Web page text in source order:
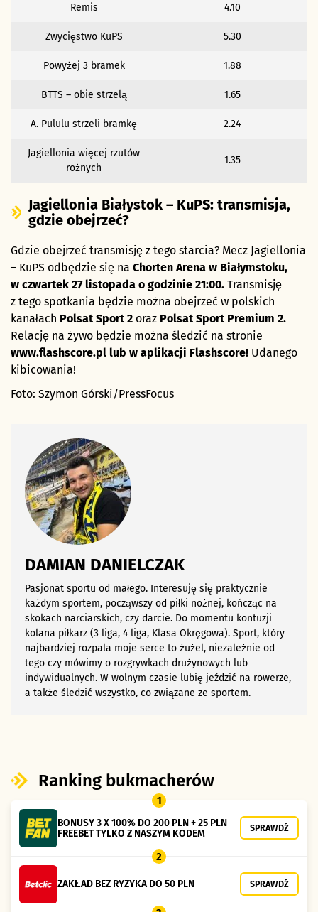
Remis 4.10
Zwycięstwo KuPS 5.30
Powyżej 3 bramek 1.88
BTTS – obie strzelą 1.65
A. Pululu strzeli bramkę 2.24
Jagiellonia więcej rzutów
rożnych
1.35
Jagiellonia Białystok – KuPS: transmisja,
gdzie obejrzeć?
Gdzie obejrzeć transmisję z tego starcia? Mecz Jagiellonia
– KuPS odbędzie się na Chorten Arena w Białymstoku,
w czwartek 27 listopada o godzinie 21:00. Transmisję
z tego spotkania będzie można obejrzeć w polskich
kanałach Polsat Sport 2 oraz Polsat Sport Premium 2.
Relację na żywo będzie można śledzić na stronie
www.flashscore.pl lub w aplikacji Flashscore! Udanego
kibicowania!
Foto: Szymon Górski/PressFocus
DAMIAN DANIELCZAK
Pasjonat sportu od małego. Interesuję się praktycznie
każdym sportem, począwszy od piłki nożnej, kończąc na
skokach narciarskich, czy darcie. Do momentu kontuzji
kolana piłkarz (3 liga, 4 liga, Klasa Okręgowa). Sport, który
najbardziej rozpala moje serce to żużel, niezależnie od
tego czy mówimy o rozgrywkach drużynowych lub
indywidualnych. W wolnym czasie lubię jeździć na rowerze,
a także śledzić wszystko, co związane ze sportem.
Ranking bukmacherów
1
BONUSY 3 X 100% DO 200 PLN + 25 PLN
FREEBET TYLKO Z NASZYM KODEM
SPRAWDŹ
2
ZAKŁAD BEZ RYZYKA DO 50 PLN SPRAWDŹ